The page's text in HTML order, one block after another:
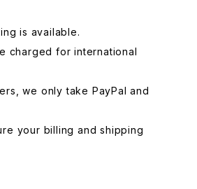
is available.
charged for international
we only take PayPal and
your billing and shipping